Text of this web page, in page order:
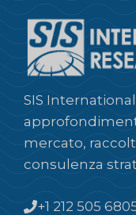
SIS
mercato,
consulenza
+1 212 505